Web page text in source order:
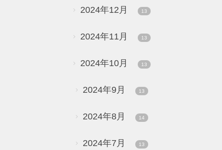
2024年12月 13
2024年11月 13
2024年10月 13
2024年9月 13
2024年8月 14
2024年7月 13